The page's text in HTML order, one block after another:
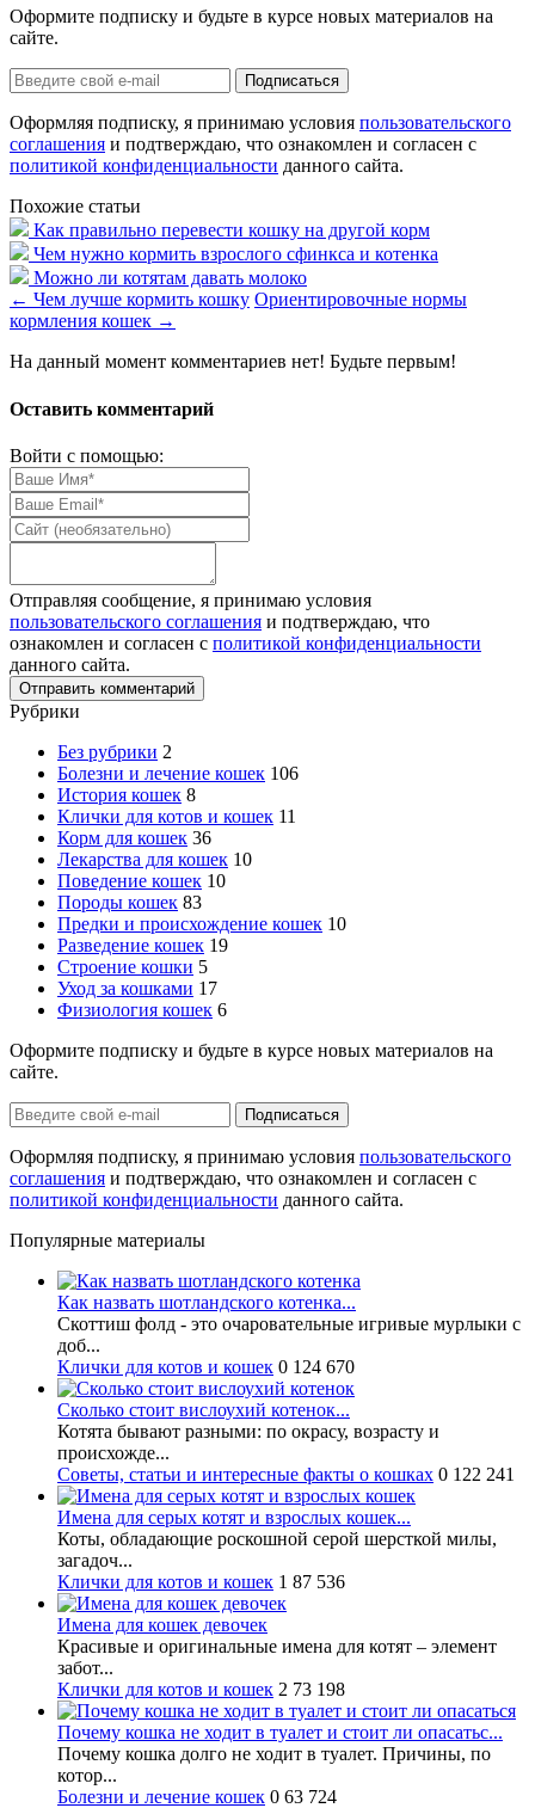
Оформите подписку и будьте в курсе новых материалов на
сайте.
Оформляя подписку, я принимаю условия пользовательского
соглашения и подтверждаю, что ознакомлен и согласен с
политикой конфиденциальности данного сайта.
Похожие статьи
Как правильно перевести кошку на другой корм
Чем нужно кормить взрослого сфинкса и котенка
Можно ли котятам давать молоко
← Чем лучше кормить кошку Ориентировочные нормы
кормления кошек →
На данный момент комментариев нет! Будьте первым!
Оставить комментарий
Войти с помощью:
Отправляя сообщение, я принимаю условия
пользовательского соглашения и подтверждаю, что
ознакомлен и согласен с политикой конфиденциальности
данного сайта.
Рубрики
Без рубрики 2
Болезни и лечение кошек 106
История кошек 8
Клички для котов и кошек 11
Корм для кошек 36
Лекарства для кошек 10
Поведение кошек 10
Породы кошек 83
Предки и происхождение кошек 10
Разведение кошек 19
Строение кошки 5
Уход за кошками 17
Физиология кошек 6
Оформите подписку и будьте в курсе новых материалов на
сайте.
Оформляя подписку, я принимаю условия пользовательского
соглашения и подтверждаю, что ознакомлен и согласен с
политикой конфиденциальности данного сайта.
Популярные материалы
Как назвать шотландского котенка...
Скоттиш фолд - это очаровательные игривые мурлыки с
доб...
Клички для котов и кошек 0 124 670
Сколько стоит вислоухий котенок...
Котята бывают разными: по окрасу, возрасту и
происхожде...
Советы, статьи и интересные факты о кошках 0 122 241
Имена для серых котят и взрослых кошек...
Коты, обладающие роскошной серой шерсткой милы,
загадоч...
Клички для котов и кошек 1 87 536
Имена для кошек девочек
Красивые и оригинальные имена для котят – элемент
забот...
Клички для котов и кошек 2 73 198
Почему кошка не ходит в туалет и стоит ли опасатьс...
Почему кошка долго не ходит в туалет. Причины, по
котор...
Болезни и лечение кошек 0 63 724